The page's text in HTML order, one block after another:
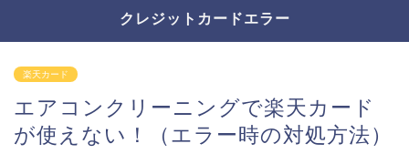
クレジットカードエラー
楽天カード
エアコンクリーニングで楽天カード
が使えない！（エラー時の対処方法）